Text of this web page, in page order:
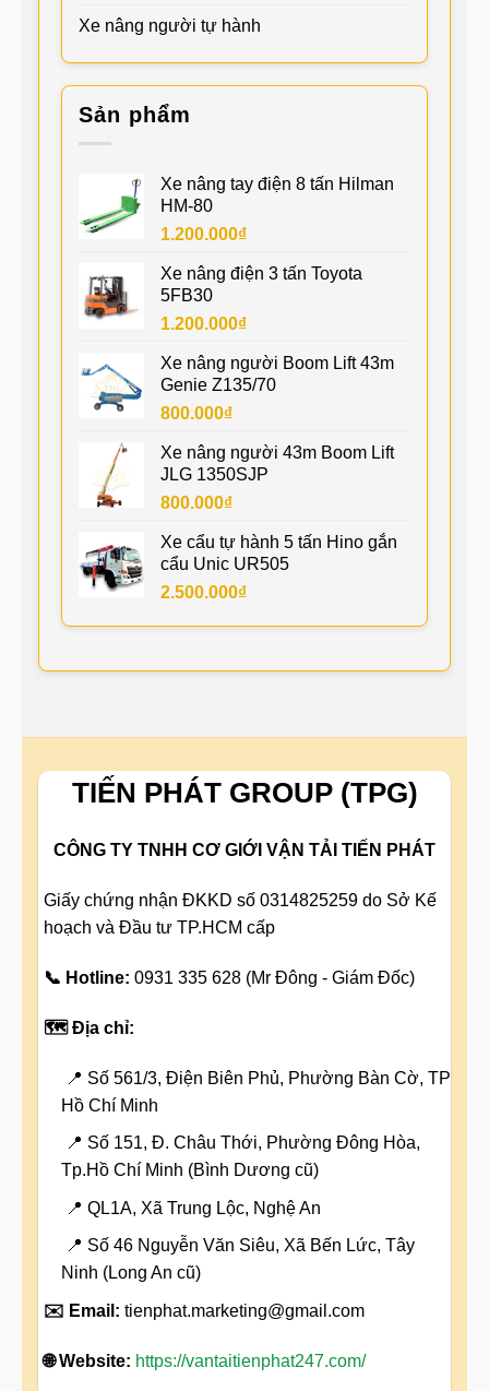
Xe nâng người tự hành
Sản phẩm
Xe nâng tay điện 8 tấn Hilman
HM-80
1.200.000₫
Xe nâng điện 3 tấn Toyota
5FB30
1.200.000₫
Xe nâng người Boom Lift 43m
Genie Z135/70
800.000₫
Xe nâng người 43m Boom Lift
JLG 1350SJP
800.000₫
Xe cẩu tự hành 5 tấn Hino gắn
cẩu Unic UR505
2.500.000₫
TIẾN PHÁT GROUP (TPG)
CÔNG TY TNHH CƠ GIỚI VẬN TẢI TIẾN PHÁT
Giấy chứng nhận ĐKKD số 0314825259 do Sở Kế
hoạch và Đầu tư TP.HCM cấp
📞 Hotline: 0931 335 628 (Mr Đông - Giám Đốc)
🗺️ Địa chỉ:
📍 Số 561/3, Điện Biên Phủ, Phường Bàn Cờ, TP
Hồ Chí Minh
📍 Số 151, Đ. Châu Thới, Phường Đông Hòa,
Tp.Hồ Chí Minh (Bình Dương cũ)
📍 QL1A, Xã Trung Lộc, Nghệ An
📍 Số 46 Nguyễn Văn Siêu, Xã Bến Lức, Tây
Ninh (Long An cũ)
✉️ Email: tienphat.marketing@gmail.com
🌐 Website: https://vantaitienphat247.com/